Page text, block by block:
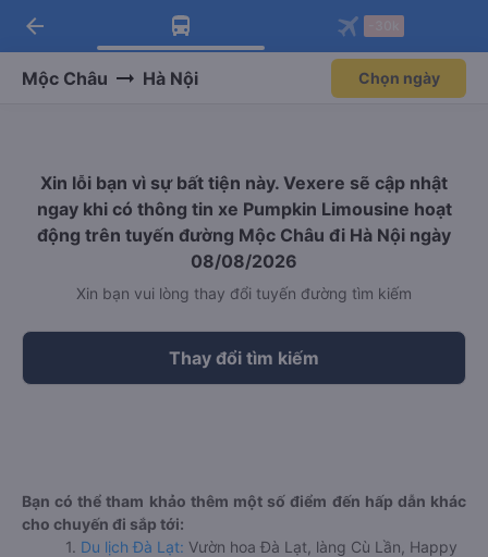
Tải app Vexere ngay!
Nhận ưu đãi thành viên độc
Mở app
Tải app Vexere
-30k/ghế khi đặt vé máy bay qua
Mở app
arrow_back
Mộc Châu Hà Nội Chọn ngày
Xin lỗi bạn vì sự bất tiện này. Vexere sẽ cập nhật
ngay khi có thông tin xe Pumpkin Limousine hoạt
động trên tuyến đường Mộc Châu đi Hà Nội ngày
08/08/2026
Xin bạn vui lòng thay đổi tuyến đường tìm kiếm
Thay đổi tìm kiếm
Bạn có thể tham khảo thêm một số điểm đến hấp dẫn khác
cho chuyến đi sắp tới:
1. Du lịch Đà Lạt: Vườn hoa Đà Lạt, làng Cù Lần, Happy